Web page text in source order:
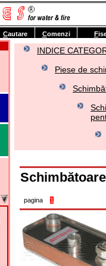
INDICE
Piese de
pagina 1
Cautare Comenzi F